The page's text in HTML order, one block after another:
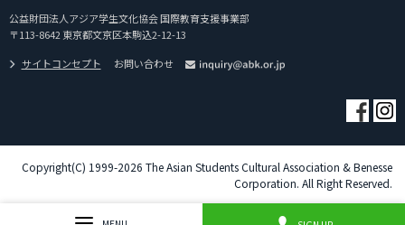
公益財団法人アジア学生文化協会 国際教育支援事業部
〒113-8642 東京都文京区本駒込2-12-13
サイトコンセプト
お問い合わせ
Copyright(C) 1999-2026 The Asian Students Cultural Association & Benesse
Corporation. All Right Reserved.